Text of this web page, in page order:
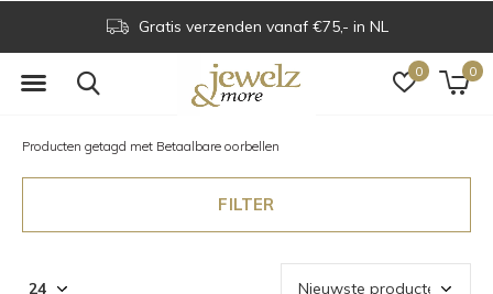
0 0
Voor 16.00 uur besteld is
Producten getagd met Betaalbare oorbellen
FILTER